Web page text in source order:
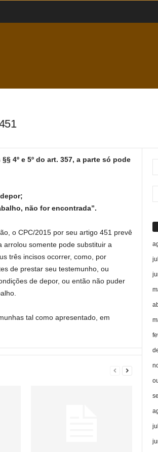
4º e 5º do art. 357, a parte só pode
não for encontrada”.
o CPC/2015 por seu artigo 451 prevê
somente pode substituir a
três incisos ocorrer, como, por
de prestar seu testemunho, ou
de depor, ou então não puder
tal como apresentado, em